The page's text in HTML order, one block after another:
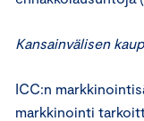
Kansainvälisen
ICC:n
markkinointi